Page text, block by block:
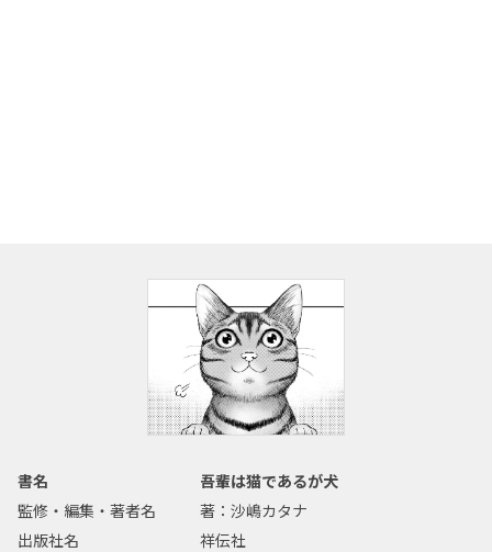
書名
吾輩は猫であるが犬
監修・編集・著者名
著：沙嶋カタナ
出版社名
祥伝社